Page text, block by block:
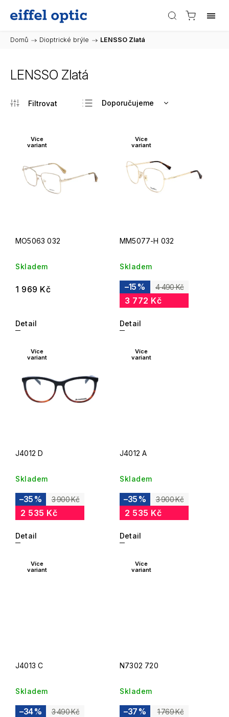
Domů / Dioptrické brýle / LENSSO Zlatá
LENSSO Zlatá
Doporučujeme
Nejdražší
Abecedně
Více
variant
MO5063 032
Skladem
1 969 Kč
Detail
Více
variant
MM5077-H 032
Skladem
4 490 Kč
–15 %
3 772 Kč
Detail
Více
variant
J4012 D
Skladem
3 900 Kč
–35 %
2 535 Kč
Detail
Více
variant
J4012 A
Skladem
3 900 Kč
–35 %
2 535 Kč
Detail
Více
variant
J4013 C
Skladem
3 490 Kč
–34 %
Více
variant
N7302 720
Skladem
1 769 Kč
–37 %